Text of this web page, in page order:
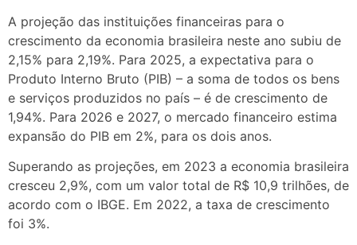
A projeção das instituições financeiras para o
crescimento da economia brasileira neste ano subiu de
2,15% para 2,19%. Para 2025, a expectativa para o
Produto Interno Bruto (PIB) – a soma de todos os bens
e serviços produzidos no país – é de crescimento de
1,94%. Para 2026 e 2027, o mercado financeiro estima
expansão do PIB em 2%, para os dois anos.
Superando as projeções, em 2023 a economia brasileira
cresceu 2,9%, com um valor total de R$ 10,9 trilhões, de
acordo com o IBGE. Em 2022, a taxa de crescimento
foi 3%.